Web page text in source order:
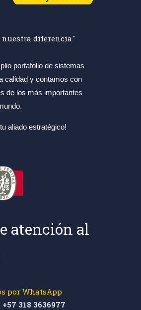
nuestra diferencia"
portafolio de sistemas
calidad y contamos con
de los más importantes
aliado estratégico!
atención al
por WhatsApp
318 3636977